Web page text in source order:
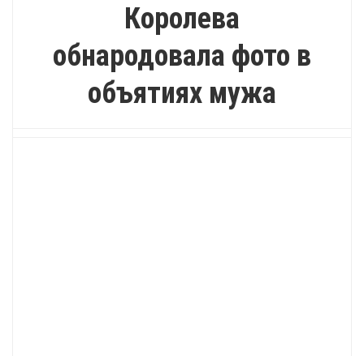
Королева
обнародовала фото в
объятиях мужа